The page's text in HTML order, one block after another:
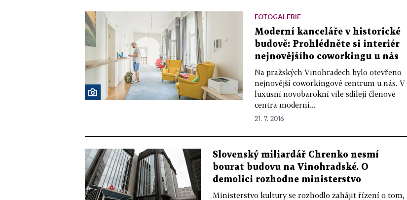
FOTOGALERIE
Moderní kanceláře v historické
budově: Prohlédněte si interiér
nejnovějšího coworkingu u nás
Na pražských Vinohradech bylo otevřeno
nejnovější coworkingové centrum u nás. V
luxusní novobarokní vile sdílejí členové
centra moderní...
21. 7. 2016
Slovenský miliardář Chrenko nesmí
bourat budovu na Vinohradské. O
demolici rozhodne ministerstvo
Ministerstvo kultury se rozhodlo zahájit řízení o tom,